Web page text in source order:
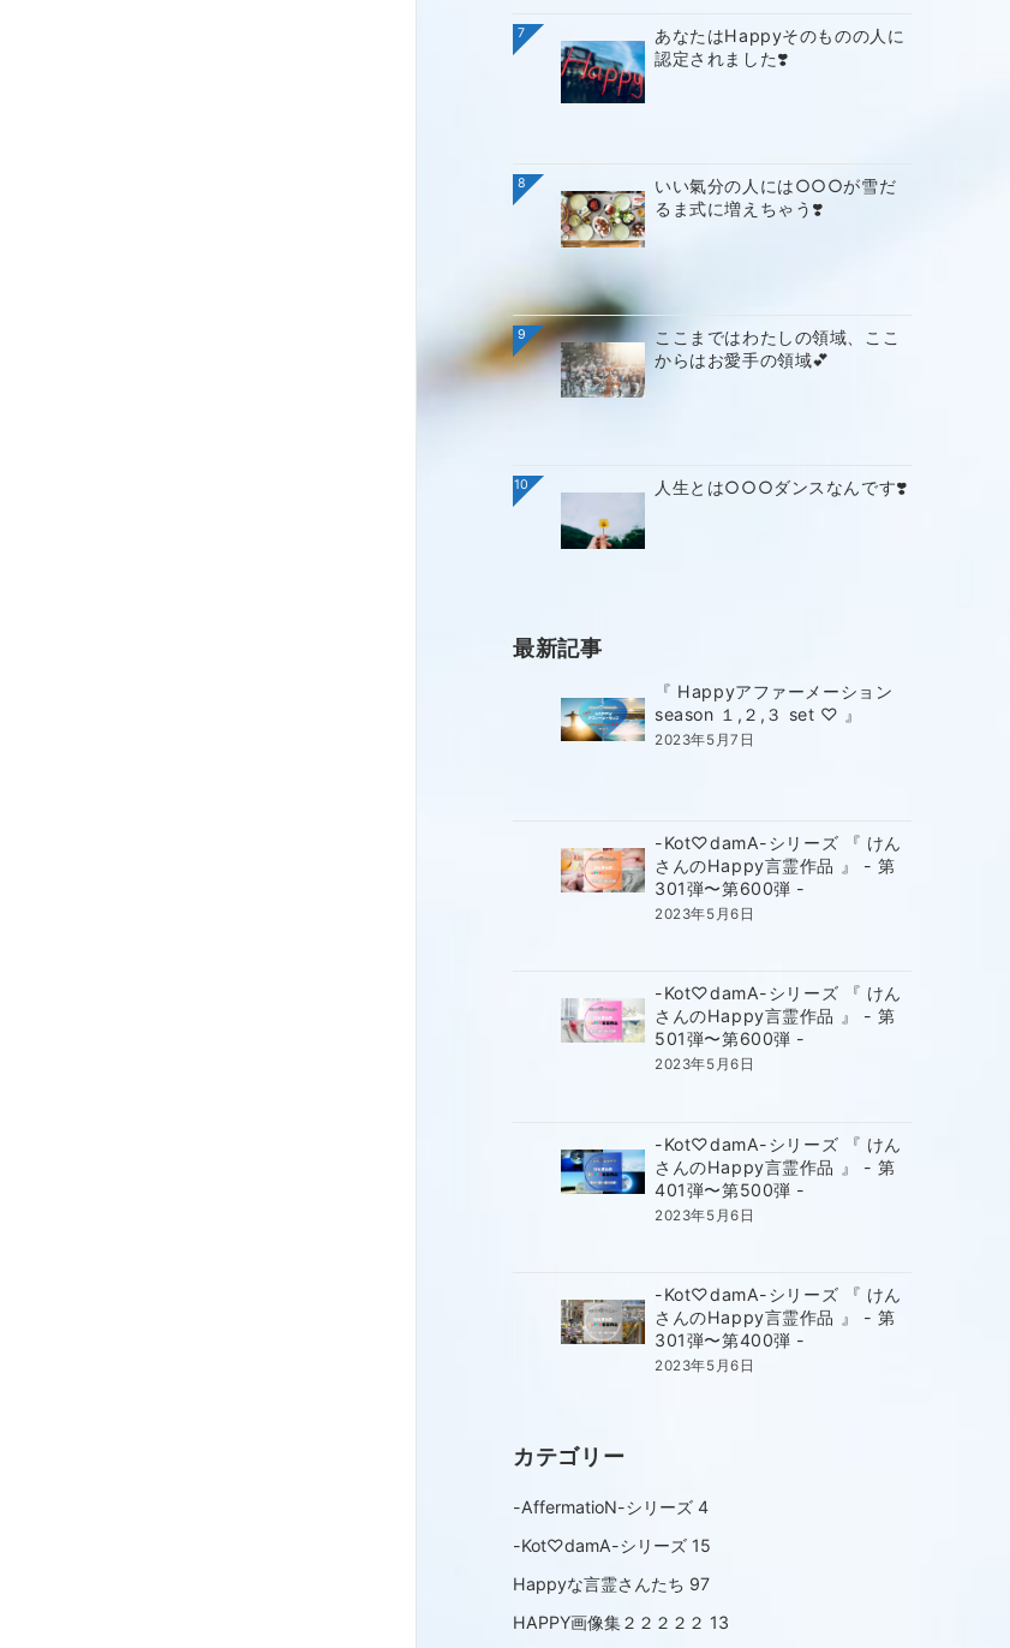
7
あなたはHappyそのものの人に
認定されました❣️
8
いい氣分の人には○○○が雪だ
るま式に増えちゃう❣️
9
ここまではわたしの領域、ここ
からはお愛手の領域💕
10 人生とは○○○ダンスなんです❣️
最新記事
『 Happyアファーメーション
season １,２,３ set ♡ 』
2023年5月7日
-Kot♡damA-シリーズ 『 けん
さんのHappy言霊作品 』 - 第
301弾〜第600弾 -
2023年5月6日
-Kot♡damA-シリーズ 『 けん
さんのHappy言霊作品 』 - 第
501弾〜第600弾 -
2023年5月6日
-Kot♡damA-シリーズ 『 けん
さんのHappy言霊作品 』 - 第
401弾〜第500弾 -
2023年5月6日
-Kot♡damA-シリーズ 『 けん
さんのHappy言霊作品 』 - 第
301弾〜第400弾 -
2023年5月6日
カテゴリー
-AffermatioN-シリーズ 4
-Kot♡damA-シリーズ 15
Happyな言霊さんたち 97
HAPPY画像集２２２２２ 13